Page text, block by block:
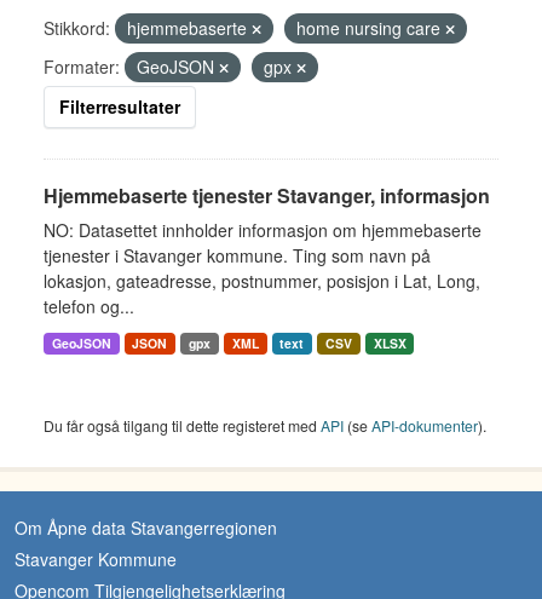
Stikkord: hjemmebaserte
home nursing care
Formater:
GeoJSON
gpx
Filterresultater
Hjemmebaserte tjenester Stavanger, informasjon
NO: Datasettet innholder informasjon om hjemmebaserte
tjenester i Stavanger kommune. Ting som navn på
lokasjon, gateadresse, postnummer, posisjon i Lat, Long,
telefon og...
GeoJSON JSON gpx XML text CSV XLSX
Du får også tilgang til dette registeret med API (seAPI-dokumenter).
Om Åpne data Stavangerregionen
Stavanger Kommune
Opencom Tilgjengelighetserklæring